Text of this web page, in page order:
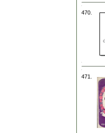
470.
471.